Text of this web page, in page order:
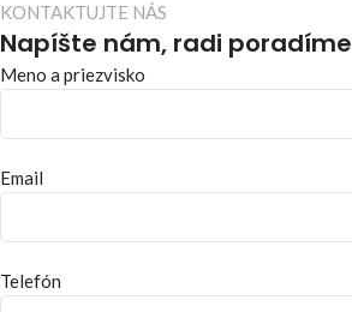
KONTAKTUJTE NÁS
Napíšte nám, radi poradíme
Meno a priezvisko
Email
Telefón